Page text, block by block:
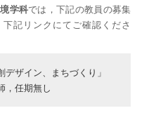
学科では，下記の教員の募集
記リンクにてご確認くださ
デザイン、まちづくり」
，任期無し